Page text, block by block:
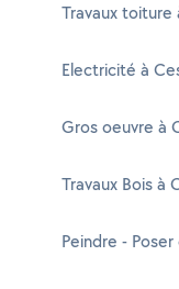
Travaux toiture
Electricité à
Gros oeuvre à
Travaux Bois à
Peindre -